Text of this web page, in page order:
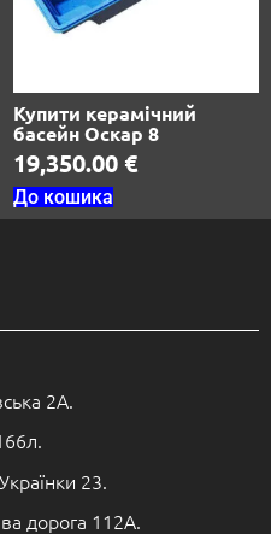
Купити керамічний
басейн Оскар 8
19,350.00 €
До кошика
2А.
23.
дорога 112А.